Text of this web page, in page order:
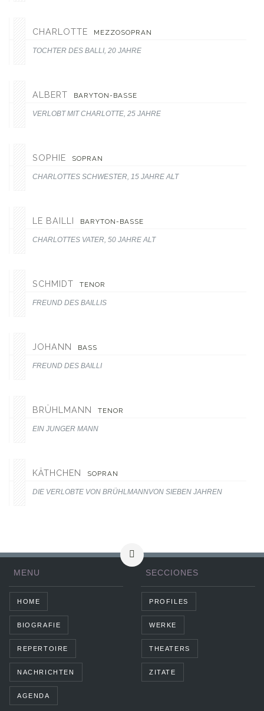
CHARLOTTE MEZZOSOPRAN
TOCHTER DES BALLI, 20 JAHRE
ALBERT BARYTON-BASSE
VERLOBT MIT CHARLOTTE, 25 JAHRE
SOPHIE SOPRAN
CHARLOTTES SCHWESTER, 15 JAHRE ALT
LE BAILLI BARYTON-BASSE
CHARLOTTES VATER, 50 JAHRE ALT
SCHMIDT TENOR
FREUND DES BAILLIS
JOHANN BASS
FREUND DES BAILLI
BRÜHLMANN TENOR
EIN JUNGER MANN
KÄTHCHEN SOPRAN
DIE VERLOBTE VON BRÜHLMANNVON SIEBEN JAHREN
MENU
HOME
BIOGRAFIE
REPERTOIRE
NACHRICHTEN
AGENDA
SECCIONES
PROFILES
WERKE
THEATERS
ZITATE